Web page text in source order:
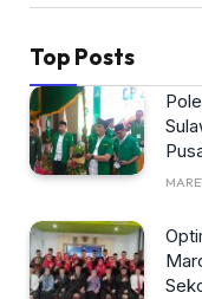
Top Posts